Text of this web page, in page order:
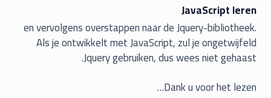
JavaScript leren
en vervolgens overstappen naar de Jquery-bibliotheek.
Als je ontwikkelt met JavaScript, zul je ongetwijfeld
Jquery gebruiken, dus wees niet gehaast.
Dank u voor het lezen…